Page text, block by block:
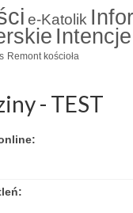
e-Katolik
Remont kościoła
- TEST